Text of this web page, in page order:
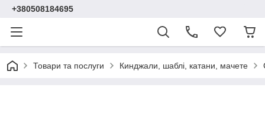
+380508184695
Товари та послуги Кинджали, шаблі, катани, мачете